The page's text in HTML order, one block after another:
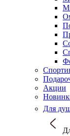
Акции
Для